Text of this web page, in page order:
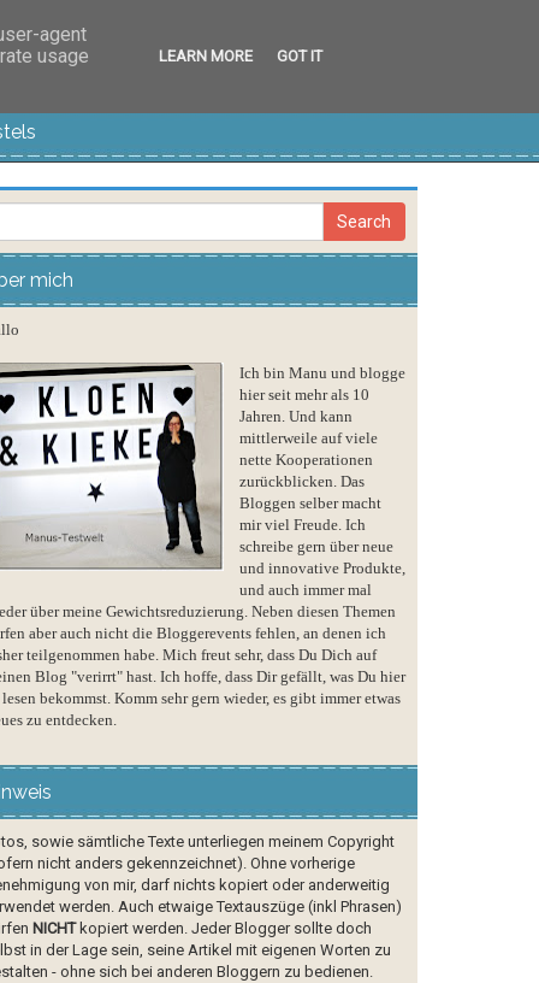
mich
Ich bin Manu und blogge
hier seit mehr als 10
Jahren. Und kann
mittlerweile auf viele
nette Kooperationen
zurückblicken. Das
Bloggen selber macht
mir viel Freude. Ich
schreibe gern über neue
und innovative Produkte,
und auch immer mal
über meine Gewichtsreduzierung. Neben diesen Themen
aber auch nicht die Bloggerevents fehlen, an denen ich
teilgenommen habe. Mich freut sehr, dass Du Dich auf
Blog "verirrt" hast. Ich hoffe, dass Dir gefällt, was Du hier
bekommst. Komm sehr gern wieder, es gibt immer etwas
zu entdecken.
sowie sämtliche Texte unterliegen meinem Copyright
nicht anders gekennzeichnet). Ohne vorherige
von mir, darf nichts kopiert oder anderweitig
werden. Auch etwaige Textauszüge (inkl Phrasen)
NICHTkopiert werden. Jeder Blogger sollte doch
in der Lage sein, seine Artikel mit eigenen Worten zu
- ohne sich bei anderen Bloggern zu bedienen.
agent
usage
LEARN MORE GOT IT